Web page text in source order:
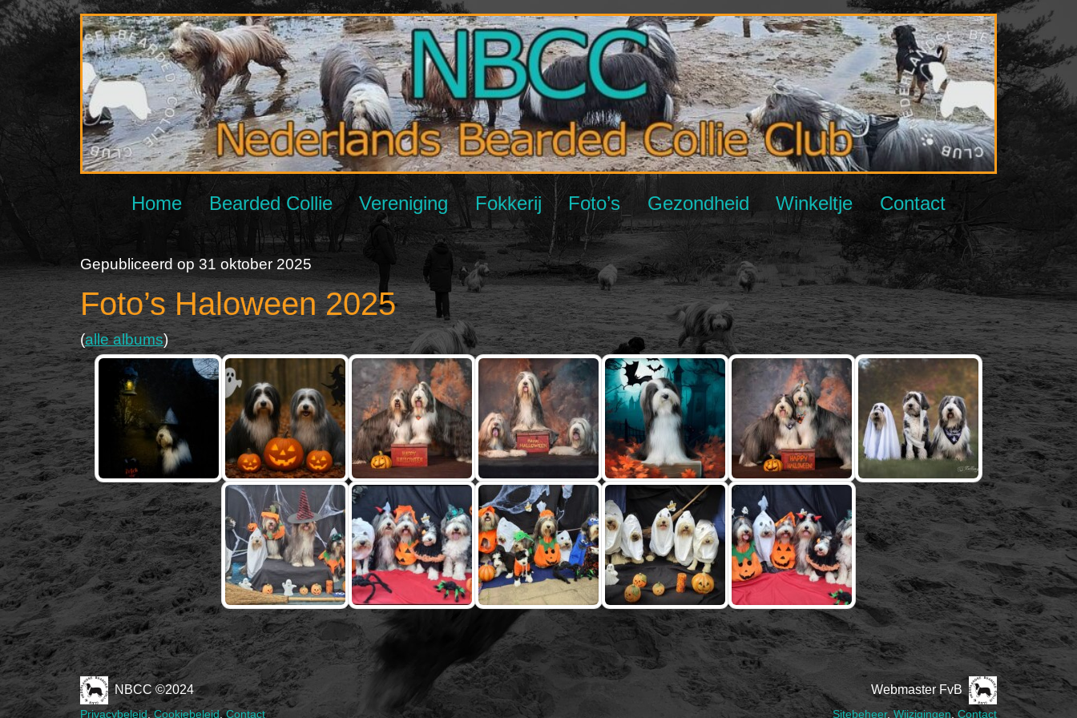
Ga
naar
NBCC
Home Bearded Collie Vereniging Fokkerij Foto’s Gezondheid Winkeltje Contact
Gepubliceerd op 31 oktober 2025
Foto’s Haloween 2025
(alle albums)
NBCC ©2024
Privacybeleid,Cookiebeleid,Contact
Webmaster FvB
Sitebeheer,Wijzigingen,Contact